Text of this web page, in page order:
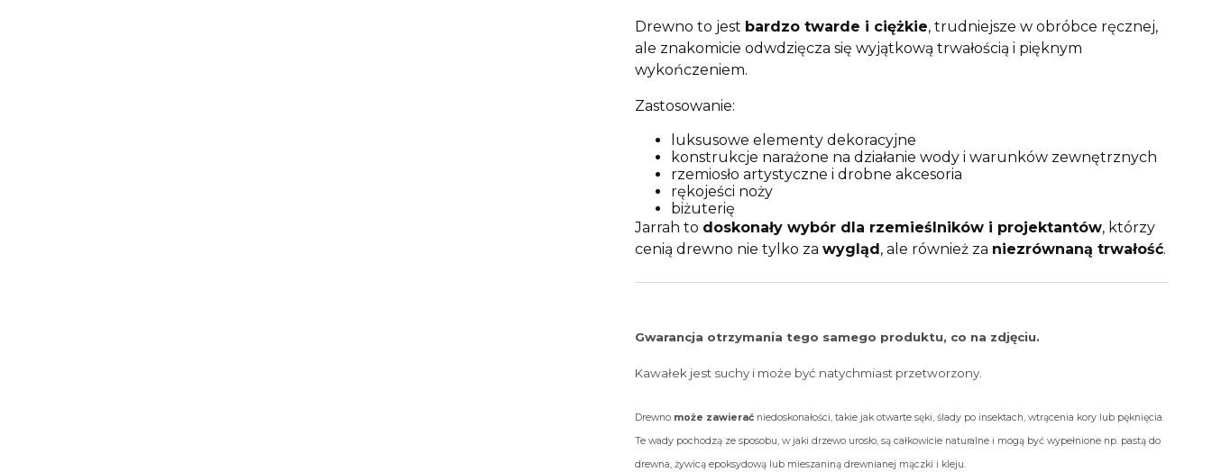
Drewno to jest bardzo twarde i ciężkie, trudniejsze w obróbce ręcznej,
ale znakomicie odwdzięcza się wyjątkową trwałością i pięknym
wykończeniem.
Zastosowanie:
luksusowe elementy dekoracyjne
konstrukcje narażone na działanie wody i warunków zewnętrznych
rzemiosło artystyczne i drobne akcesoria
rękojeści noży
biżuterię
Jarrah to doskonały wybór dla rzemieślników i projektantów, którzy
cenią drewno nie tylko za wygląd, ale również za niezrównaną trwałość.
Gwarancja otrzymania tego samego produktu, co na zdjęciu.
Kawałek jest suchy i może być natychmiast przetworzony.
Drewno może zawierać niedoskonałości, takie jak otwarte sęki, ślady po insektach, wtrącenia kory lub pęknięcia.
Te wady pochodzą ze sposobu, w jaki drzewo urosło, są całkowicie naturalne i mogą być wypełnione np. pastą do
drewna, żywicą epoksydową lub mieszaniną drewnianej mączki i kleju.